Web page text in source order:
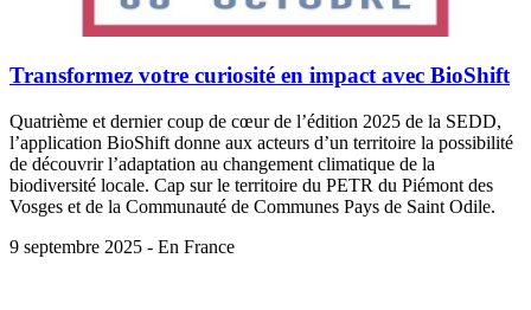
Transformez votre curiosité en impact avec BioShift
Quatrième et dernier coup de cœur de l’édition 2025 de la SEDD,
l’application BioShift donne aux acteurs d’un territoire la possibilité
de découvrir l’adaptation au changement climatique de la
biodiversité locale. Cap sur le territoire du PETR du Piémont des
Vosges et de la Communauté de Communes Pays de Saint Odile.
9 septembre 2025 - En France